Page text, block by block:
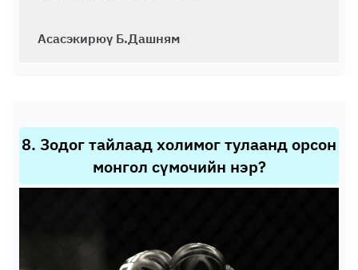
Асасэкирюү Б.Дашням
8. Зодог тайлаад холимог тулаанд орсон
монгол сүмочийн нэр?